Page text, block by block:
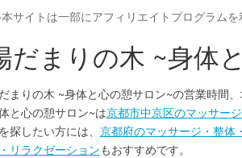
サイトは一部にアフィリエイトプログラムを
だまりの木 ~身体
まりの木 ~身体と心の憩サロン~の営業時間
と心の憩サロン~は京都市中京区のマッサー
探したい方には、 京都府のマッサージ・整体
リラクゼーションもおすすめです。